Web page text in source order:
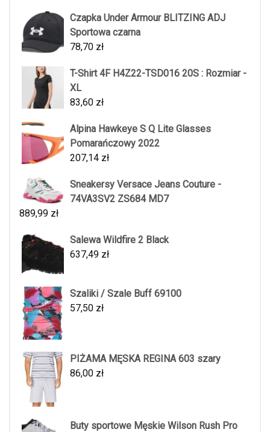
Czapka Under Armour BLITZING ADJ
Sportowa czarna
78,70 zł
T-Shirt 4F H4Z22-TSD016 20S : Rozmiar -
XL
83,60 zł
Alpina Hawkeye S Q Lite Glasses
Pomarańczowy 2022
207,14 zł
Sneakersy Versace Jeans Couture -
74VA3SV2 ZS684 MD7
889,99 zł
Salewa Wildfire 2 Black
637,49 zł
Szaliki / Szale Buff 69100
57,50 zł
PIŻAMA MĘSKA REGINA 603 szary
86,00 zł
Buty sportowe Męskie Wilson Rush Pro